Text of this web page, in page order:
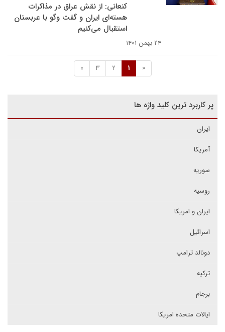
کنعانی: از نقش عراق در مذاکرات
هسته‌ای ایران و گفت وگو با عربستان
استقبال می‌کنیم
۲۴ بهمن ۱۴۰۱
«
1
2
3
»
پر کاربرد ترین کلید واژه ها
ایران
آمریکا
سوریه
روسیه
ایران و امریکا
اسرائیل
دونالد ترامپ
ترکیه
برجام
ایالات متحده امریکا